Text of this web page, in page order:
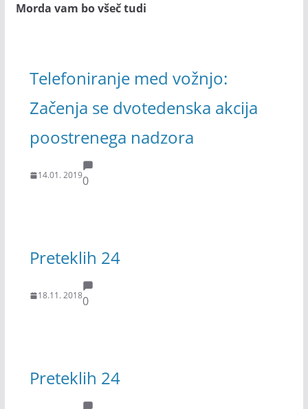
Morda vam bo všeč tudi
Telefoniranje med vožnjo:
Začenja se dvotedenska akcija
poostrenega nadzora
14.01. 20190
Preteklih 24
18.11. 20180
Preteklih 24